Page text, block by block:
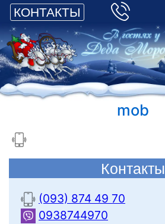
КОНТАКТЫ
mob
Контакты
(093) 874 49 70
0938744970